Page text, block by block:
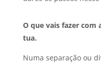
O que vais fazer com
tua.
Numa separação ou